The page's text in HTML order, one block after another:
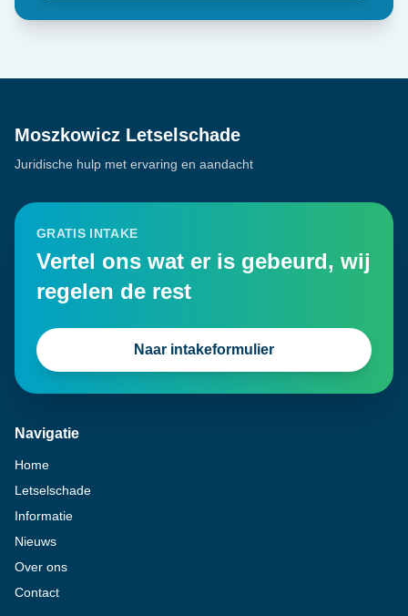
Moszkowicz Letselschade
Juridische hulp met ervaring en aandacht
GRATIS INTAKE
Vertel ons wat er is gebeurd, wij
regelen de rest
Naar intakeformulier
Navigatie
Home
Letselschade
Informatie
Nieuws
Over ons
Contact